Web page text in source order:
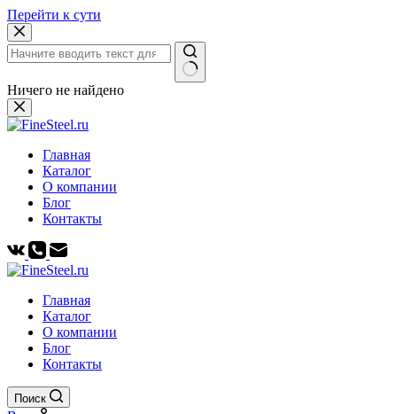
Перейти к сути
Ничего не найдено
Главная
Каталог
О компании
Блог
Контакты
Главная
Каталог
О компании
Блог
Контакты
Поиск